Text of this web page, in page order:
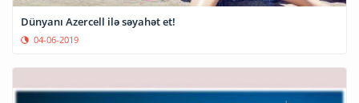
Dünyanı Azercell ilə səyahət et!
04-06-2019